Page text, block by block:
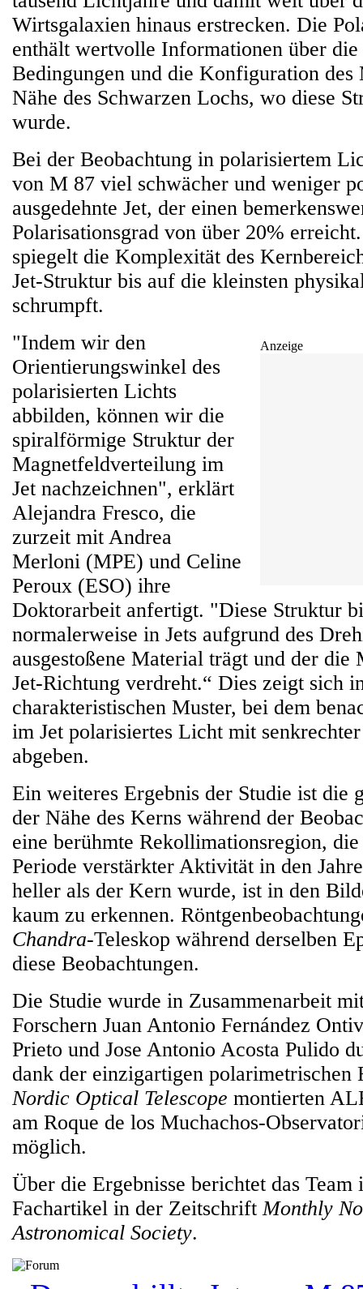
Wirtsgalaxien hinaus erstrecken. Die
enthält wertvolle Informationen über
Bedingungen und die Konfiguration des
Nähe des Schwarzen Lochs, wo diese
wurde.
Bei der Beobachtung in polarisiertem
von M 87 viel schwächer und weniger
ausgedehnte Jet, der einen
Polarisationsgrad von über 20%
spiegelt die Komplexität des
Jet-Struktur bis auf die kleinsten
schrumpft.
Anzeige
"Indem wir den
Orientierungswinkel des
polarisierten Lichts
abbilden, können wir die
spiralförmige Struktur der
Magnetfeldverteilung im
Jet nachzeichnen", erklärt
Alejandra Fresco, die
zurzeit mit Andrea
Merloni (MPE) und Celine
Peroux (ESO) ihre
Doktorarbeit anfertigt. "Diese Struktur
normalerweise in Jets aufgrund des
ausgestoßene Material trägt und der
Jet-Richtung verdreht.“ Dies zeigt sich
charakteristischen Muster, bei dem
im Jet polarisiertes Licht mit
abgeben.
Ein weiteres Ergebnis der Studie ist die
der Nähe des Kerns während der
eine berühmte Rekollimationsregion,
Periode verstärkter Aktivität in den
heller als der Kern wurde, ist in den
kaum zu erkennen.
Chandra-Teleskop während derselben
diese Beobachtungen.
Die Studie wurde in Zusammenarbeit
Forschern Juan Antonio Fernández
Prieto und Jose Antonio Acosta Pulido
dank der einzigartigen polarimetrischen
Nordic Optical Telescope montierten
am Roque de los Muchachos-
möglich.
Über die Ergebnisse berichtet das Team
Fachartikel in der ZeitschriftMonthly
Astronomical Society.